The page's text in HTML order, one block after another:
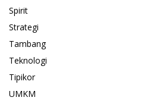
Spirit
Strategi
Tambang
Teknologi
Tipikor
UMKM